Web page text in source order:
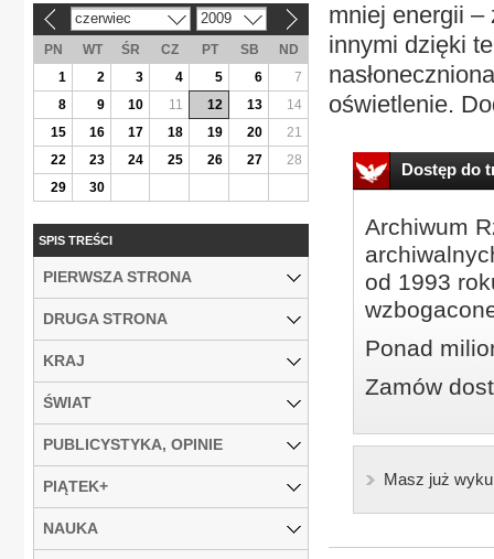
mniej energii –
innymi dzięki
oświetlenie.
Dostęp do
Archiwum
od 1993
Ponad
Zamów
Masz już
czerwiec 2009
PN WT ŚR CZ PT SB
ND
1
2 3 4 5 6
7
8
9 10 11 12 13
14
15
16 17 18 19 20
21
22
23 24 25 26 27
28
29
30
SPIS TREŚCI
PIERWSZA STRONA
DRUGA STRONA
KRAJ
ŚWIAT
PUBLICYSTYKA, OPINIE
PIĄTEK+
NAUKA